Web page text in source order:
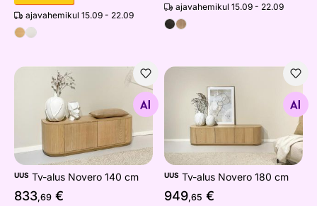
ajavahemikul 15.09 - 22.09
ajavahemikul 15.09 - 22.09
Tv-alus Novero 140 cm
Otsi sarnaseid
UUS Tv-alus Novero 140 cm
833,69 €
Tv-alus Novero 180 cm
Otsi sarnaseid
UUS Tv-alus Novero 180 cm
949,65 €